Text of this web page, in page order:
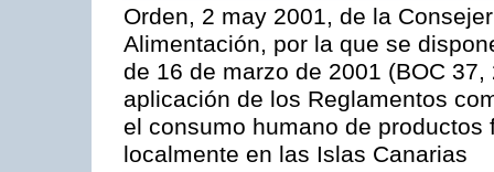
Orden, 2 may 2001, de la
Alimentación, por la que se
de 16 de marzo de 2001 (BOC
aplicación de los Reglamentos
el consumo humano de
localmente en las Islas Canarias